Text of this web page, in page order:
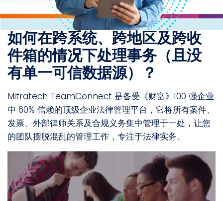
如何在跨系统、跨地区及跨收
件箱的情况下处理事务（且没
有单一可信数据源）？
Mitratech TeamConnect 是备受《财富》100 强企业
中 60% 信赖的顶级企业法律管理平台，它将所有案件、
发票、外部律师关系及合规义务集中管理于一处，让您
的团队摆脱混乱的管理工作，专注于法律实务。